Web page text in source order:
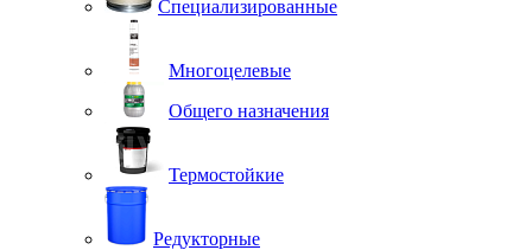
Специализированные
Многоцелевые
Общего назначения
Термостойкие
Редукторные